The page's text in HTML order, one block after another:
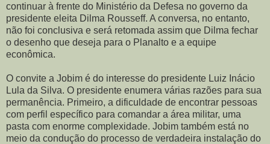
continuar à frente do Ministério da Defesa no governo da
presidente eleita Dilma Rousseff. A conversa, no entanto,
não foi conclusiva e será retomada assim que Dilma fechar
o desenho que deseja para o Planalto e a equipe
econômica.
O convite a Jobim é do interesse do presidente Luiz Inácio
Lula da Silva. O presidente enumera várias razões para sua
permanência. Primeiro, a dificuldade de encontrar pessoas
com perfil específico para comandar a área militar, uma
pasta com enorme complexidade. Jobim também está no
meio da condução do processo de verdadeira instalação do